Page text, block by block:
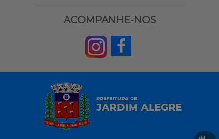
ACOMPANHE-NOS
PREFEITURA DE
JARDIM ALEGRE